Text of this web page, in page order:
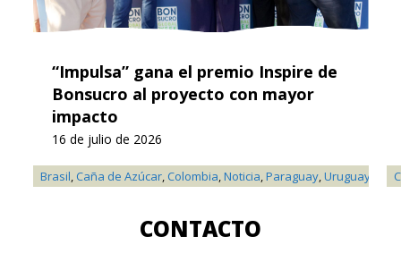
Brasil Caña de Azúcar, Colombia Noticia Paraguay, Uruguay
“Impulsa” gana el premio Inspire de
Bonsucro al proyecto con mayor
impacto
16 de julio de 2026
CONTACTO